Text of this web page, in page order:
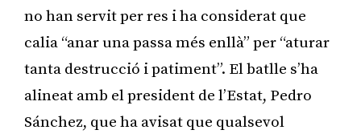
no han servit per res i ha considerat que
calia “anar una passa més enllà” per “aturar
tanta destrucció i patiment”. El batlle s’ha
alineat amb el president de l’Estat, Pedro
Sánchez, que ha avisat que qualsevol